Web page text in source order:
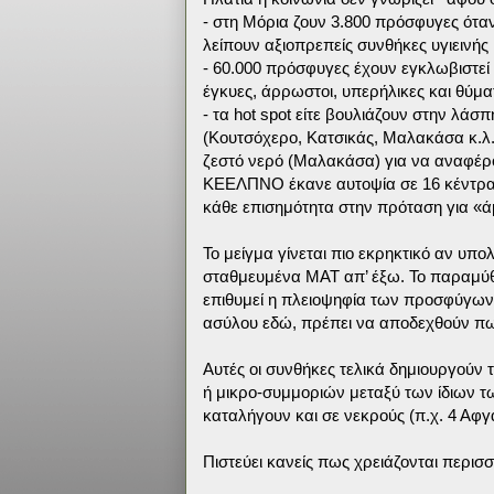
- στη Μόρια ζουν 3.800 πρόσφυγες όταν
λείπουν αξιοπρεπείς συνθήκες
- 60.000 πρόσφυγες έχουν εγκλωβιστεί
έγκυες, άρρωστοι, υπερήλικες και
- τα hot spot είτε βουλιάζουν στην
(Κουτσόχερο, Κατσικάς, Μαλακάσα
ζεστό νερό (Μαλακάσα) για να
ΚΕΕΛΠΝΟ έκανε αυτοψία σε 16 κέντρα
κάθε επισημότητα στην πρόταση για
Το μείγμα γίνεται πιο εκρηκτικό αν
σταθμευμένα ΜΑΤ απ’ έξω. Το
επιθυμεί η πλειοψηφία των
ασύλου εδώ, πρέπει να αποδεχθούν
Αυτές οι συνθήκες τελικά
ή μικρο-συμμοριών μεταξύ των ίδιων
καταλήγουν και σε νεκρούς (π.χ. 4
Πιστεύει κανείς πως χρειάζονται